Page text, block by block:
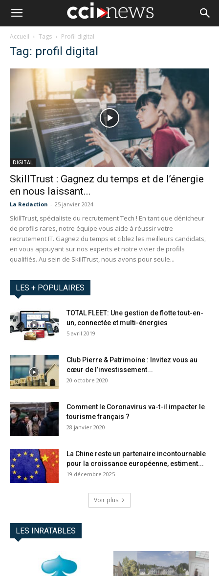
Accueil Tags Profil digital
Tag: profil digital
DIGITAL
SkillTrust : Gagnez du temps et de l’énergie
en nous laissant...
La Redaction - 25 janvier 2024
SkillTrust, spécialiste du recrutement Tech ! En tant que dénicheur
de profils rares, notre équipe vous aide à réussir votre
recrutement IT. Gagnez du temps et ciblez les meilleurs candidats,
en vous appuyant sur nos experts et notre vivier de profils
qualifiés. Au sein de SkillTrust, nous avons pour seule...
LES + POPULAIRES
TOTAL FLEET: Une gestion de flotte tout-en-
un, connectée et multi-énergies
5 avril 2019
Club Pierre & Patrimoine : Invitez vous au
cœur de l’investissement...
20 octobre 2020
Comment le Coronavirus va-t-il impacter le
tourisme français ?
28 janvier 2020
La Chine reste un partenaire incontournable
pour la croissance européenne, estiment...
19 décembre 2025
Voir plus
LES INRATABLES